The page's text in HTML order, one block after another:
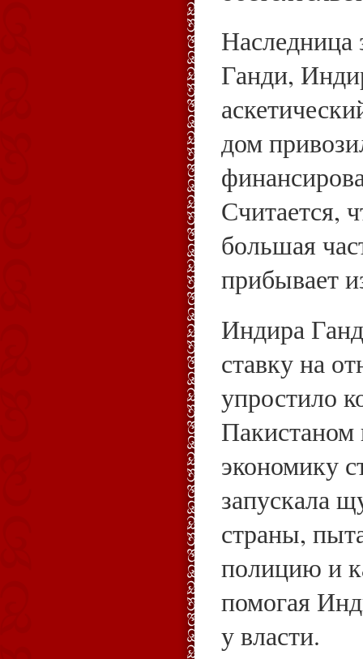
Наследница
Ганди,
дом
Считается,
большая
прибывает
Индира
ставку на
упростило
Пакистаном
экономику
запускала
страны,
полицию и
помогая
у власти.